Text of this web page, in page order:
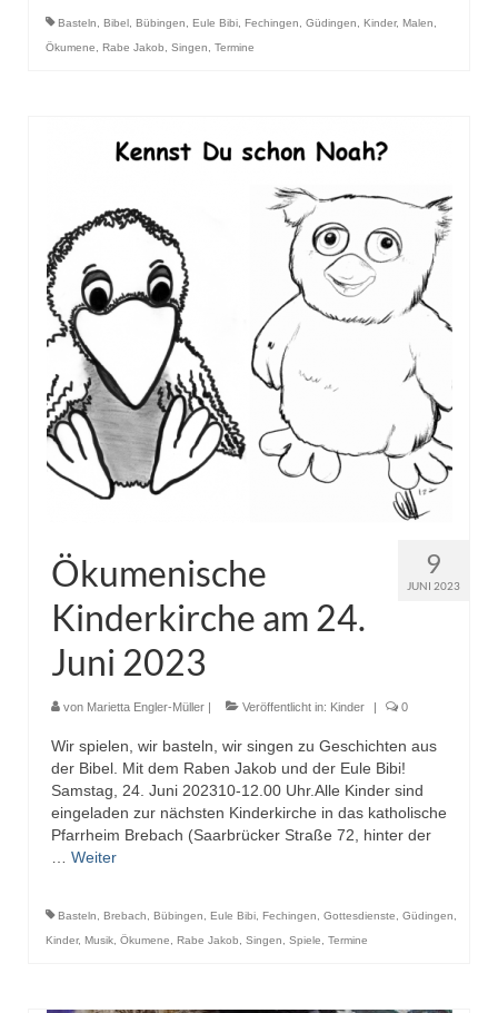
Basteln Bibel Bübingen Eule Bibi Fechingen Güdingen Kinder, Malen
Ökumene
Rabe Jakob Singen Termine
9
JUNI 2023
Ökumenische
Kinderkirche am 24.
Juni 2023
von Marietta Engler-Müller | Veröffentlicht in: Kinder | 0
Wir spielen, wir basteln, wir singen zu Geschichten aus
der Bibel. Mit dem Raben Jakob und der Eule Bibi!
Samstag, 24. Juni 202310-12.00 Uhr.Alle Kinder sind
eingeladen zur nächsten Kinderkirche in das katholische
Pfarrheim Brebach (Saarbrücker Straße 72, hinter der
Weiter
Basteln Brebach Bübingen Eule Bibi Fechingen Gottesdienste Güdingen
Kinder, Musik Ökumene Rabe Jakob Singen Spiele Termine